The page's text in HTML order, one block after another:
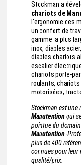
Stockman a
chariots de
l'ergonomie des
un confort de
gamme la plus
inox, diables
diables chariots
escalier
chariots porte-
roulants,
motorisées,
Stockman est une
Manutentionqui
pointue du
Manutention-
plus de 400
connues pour leur
qualité/prix.